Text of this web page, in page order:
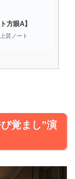
方眼A】
質ノート
覚まし”演